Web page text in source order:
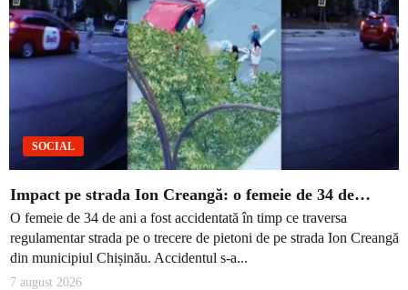
SOCIAL
Impact pe strada Ion Creangă: o femeie de 34 de…
O femeie de 34 de ani a fost accidentată în timp ce traversa
regulamentar strada pe o trecere de pietoni de pe strada Ion Creangă
din municipiul Chișinău. Accidentul s-a...
7 august 2026